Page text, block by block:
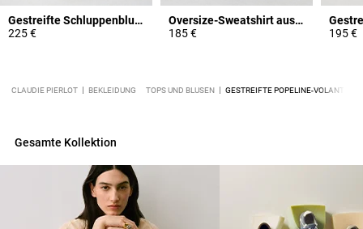
Gestreifte Schluppenbluse
225 €
Oversize-Sweatshirt aus Baumwolle
185 €
195 €
CLAUDIE PIERLOT BEKLEIDUNG TOPS UND BLUSEN GESTREIFTE POPELINE-
Gesamte Kollektion